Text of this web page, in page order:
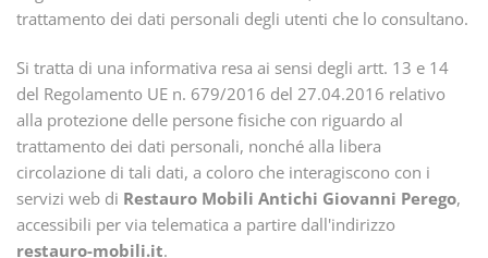
trattamento dei dati personali degli utenti che lo consultano.
Si tratta di una informativa resa ai sensi degli artt. 13 e 14
del Regolamento UE n. 679/2016 del 27.04.2016 relativo
alla protezione delle persone fisiche con riguardo al
trattamento dei dati personali, nonché alla libera
circolazione di tali dati, a coloro che interagiscono con i
servizi web di Restauro Mobili Antichi Giovanni Perego,
accessibili per via telematica a partire dall'indirizzo
restauro-mobili.it.